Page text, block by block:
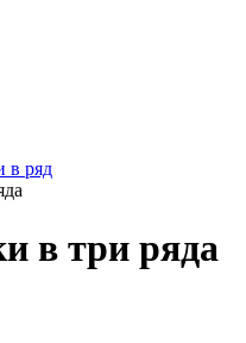
в ряд
в три ряда